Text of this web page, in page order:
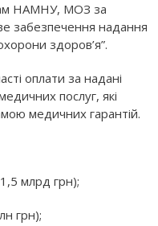
НАМНУ, МОЗ за
забезпечення надання
здоров’я”.
оплати за надані
послуг, які
медичних гарантій.
млрд грн);
грн);